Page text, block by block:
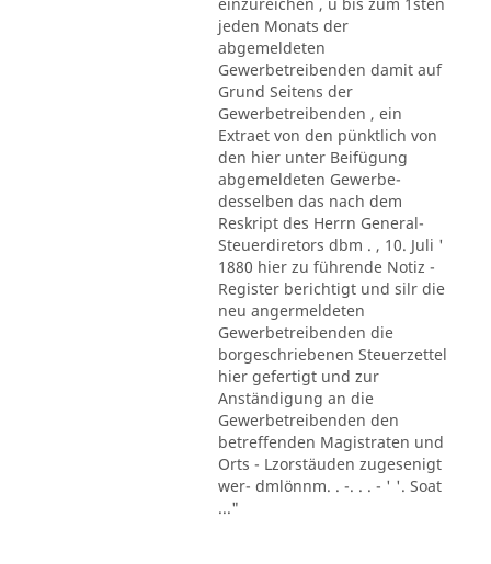
jeden Monats der
abgemeldeten
Gewerbetreibenden damit auf
Grund Seitens der
Gewerbetreibenden , ein
Extraet von den pünktlich von
den hier unter Beifügung
abgemeldeten Gewerbe-
desselben das nach dem
Reskript des Herrn General-
Steuerdiretors dbm . , 10. Juli '
1880 hier zu führende Notiz -
Register berichtigt und silr die
neu angermeldeten
Gewerbetreibenden die
borgeschriebenen Steuerzettel
hier gefertigt und zur
Anständigung an die
Gewerbetreibenden den
betreffenden Magistraten und
Orts - Lzorstäuden zugesenigt
wer- dmlönnm. . -. . . - ' '. Soat
..."